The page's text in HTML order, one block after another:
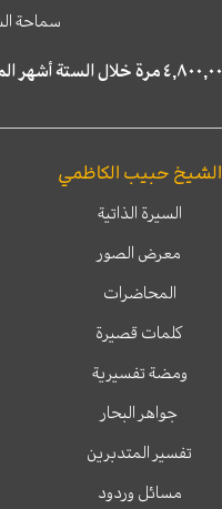
سماحة
الشيخ حبيب الكاظمي
السيرة الذاتية
معرض الصور
المحاضرات
كلمات قصيرة
ومضة تفسيرية
جواهر البحار
تفسير المتدبرين
مسائل وردود